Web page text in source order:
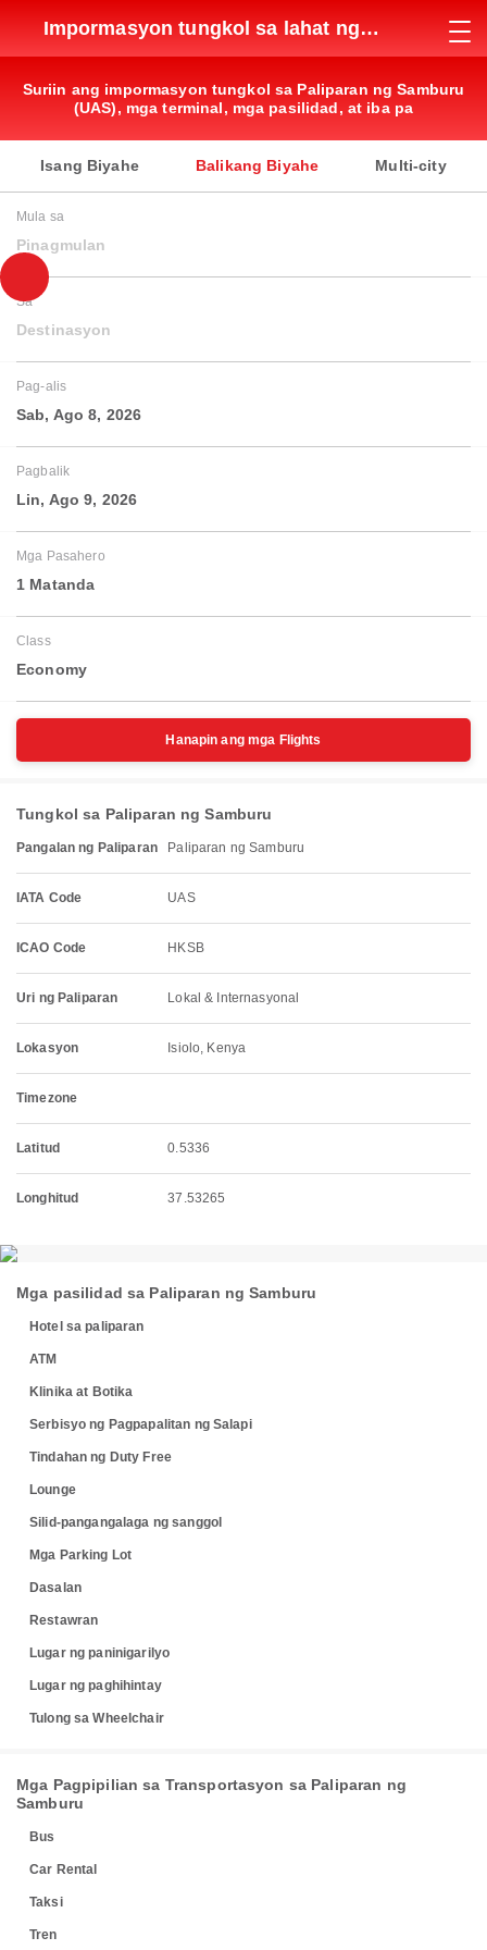
Impormasyon tungkol sa lahat ng
paliparan
Suriin ang impormasyon tungkol sa Paliparan ng Samburu
(UAS), mga terminal, mga pasilidad, at iba pa
Isang Biyahe Balikang Biyahe Multi-city
Mula sa
Pinagmulan
Sa
Destinasyon
Pag-alis
Sab, Ago 8, 2026
Pagbalik
Lin, Ago 9, 2026
Mga Pasahero
1 Matanda
Class
Economy
Hanapin ang mga Flights
Tungkol sa Paliparan ng Samburu
Pangalan ng Paliparan Paliparan ng Samburu
IATA Code UAS
ICAO Code HKSB
Uri ng Paliparan Lokal & Internasyonal
Lokasyon Isiolo, Kenya
Timezone
Latitud 0.5336
Longhitud 37.53265
Mga pasilidad sa Paliparan ng Samburu
Hotel sa paliparan
ATM
Klinika at Botika
Serbisyo ng Pagpapalitan ng Salapi
Tindahan ng Duty Free
Lounge
Silid-pangangalaga ng sanggol
Mga Parking Lot
Dasalan
Restawran
Lugar ng paninigarilyo
Lugar ng paghihintay
Tulong sa Wheelchair
Mga Pagpipilian sa Transportasyon sa Paliparan ng
Samburu
Bus
Car Rental
Taksi
Tren